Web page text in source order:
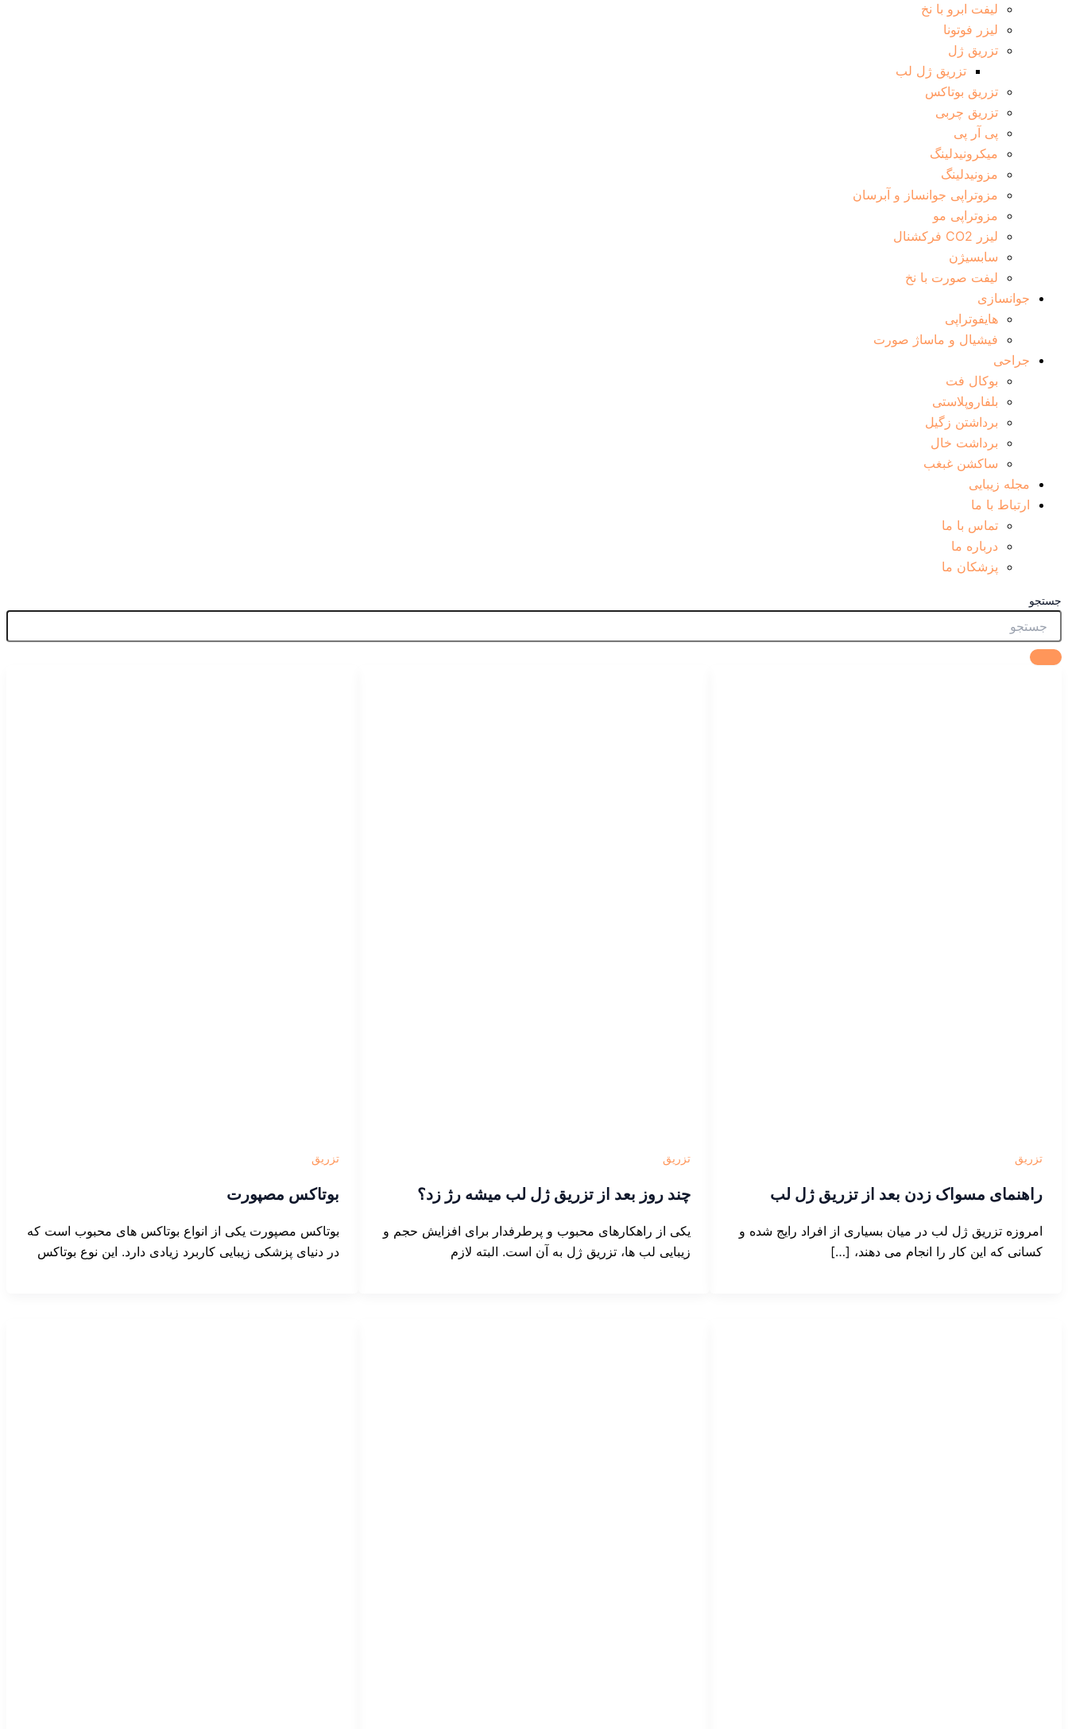
لیفت ابرو با نخ
لیزر فوتونا
تزریق ژل
تزریق ژل لب
تزریق بوتاکس
تزریق چربی
پی آر پی
میکرونیدلینگ
مزونیدلینگ
مزوتراپی جوانساز و آبرسان
مزوتراپی مو
لیزر CO2 فرکشنال
سابسیژن
لیفت صورت با نخ
جوانسازی
هایفوتراپی
فیشیال و ماساژ صورت
جراحی
بوکال فت
بلفاروپلاستی
برداشتن زگیل
برداشت خال
ساکشن غبغب
مجله زیبایی
ارتباط با ما
تماس با ما
درباره ما
پزشکان ما
جستجو
تزریق
راهنمای مسواک زدن بعد از تزریق ژل لب
امروزه تزریق ژل لب در میان بسیاری از افراد رایج شده و
کسانی که این کار را انجام می دهند، […]
تزریق
چند روز بعد از تزریق ژل لب میشه رژ زد؟
یکی از راهکارهای محبوب و پرطرفدار برای افزایش حجم و
زیبایی لب ها، تزریق ژل به آن است. البته لازم
تزریق
بوتاکس مصپورت
بوتاکس مصپورت یکی از انواع بوتاکس های محبوب است که
در دنیای پزشکی زیبایی کاربرد زیادی دارد. این نوع بوتاکس